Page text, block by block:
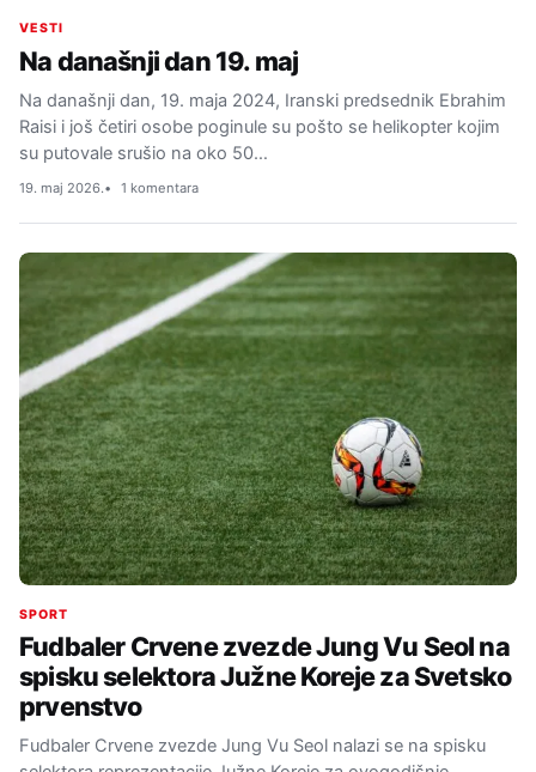
VESTI
Na današnji dan 19. maj
Na današnji dan, 19. maja 2024, Iranski predsednik Ebrahim
Raisi i još četiri osobe poginule su pošto se helikopter kojim
su putovale srušio na oko 50…
19. maj 2026. 1 komentara
SPORT
Fudbaler Crvene zvezde Jung Vu Seol na
spisku selektora Južne Koreje za Svetsko
prvenstvo
Fudbaler Crvene zvezde Jung Vu Seol nalazi se na spisku